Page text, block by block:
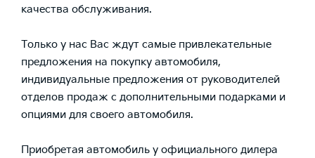
качества обслуживания.
Только у нас Вас ждут самые привлекательные
предложения на покупку автомобиля,
индивидуальные предложения от руководителей
отделов продаж с дополнительными подарками и
опциями для своего автомобиля.
Приобретая автомобиль у официального дилера